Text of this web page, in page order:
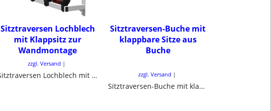
Sitztraversen Lochblech
mit Klappsitz zur
Wandmontage
zzgl. Versand
Sitztraversen Lochblech mit Klappsitz zur Wandmontage
Sitztraversen-Buche mit
klappbare Sitze aus
Buche
zzgl. Versand
Sitztraversen-Buche mit klappbare Sitze